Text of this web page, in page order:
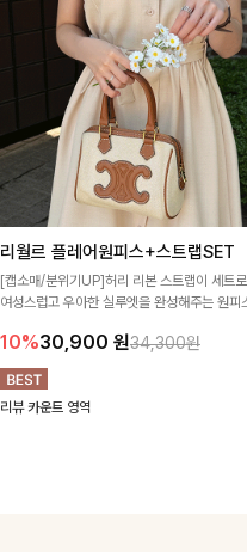
리월르 플레어원피스+스트랩SET
[캡소매/분위기UP]허리 리본 스트랩이 세트
여성스럽고 우아한 실루엣을 완성해주는 원피
면서도 여리한 무드로 입어져✨
10%30,900 원34,300원
리뷰 카운트 영역